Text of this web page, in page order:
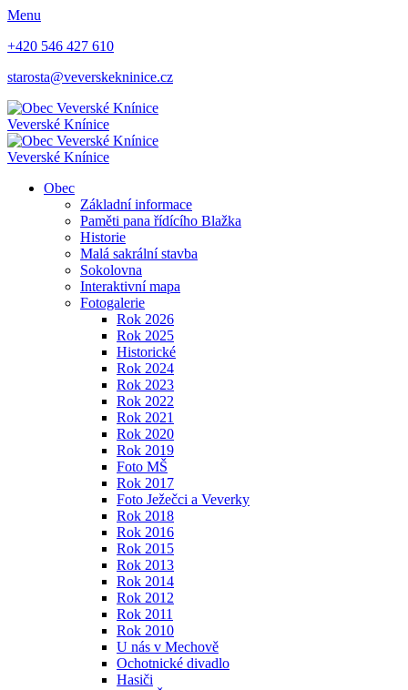
Menu
+420 546 427 610
starosta@veverskekninice.cz
Veverské Knínice
Veverské Knínice
Obec
Základní informace
Paměti pana řídícího Blažka
Historie
Malá sakrální stavba
Sokolovna
Interaktivní mapa
Fotogalerie
Rok 2026
Rok 2025
Historické
Rok 2024
Rok 2023
Rok 2022
Rok 2021
Rok 2020
Rok 2019
Foto MŠ
Rok 2017
Foto Ježečci a Veverky
Rok 2018
Rok 2016
Rok 2015
Rok 2013
Rok 2014
Rok 2012
Rok 2011
Rok 2010
U nás v Mechově
Ochotnické divadlo
Hasiči